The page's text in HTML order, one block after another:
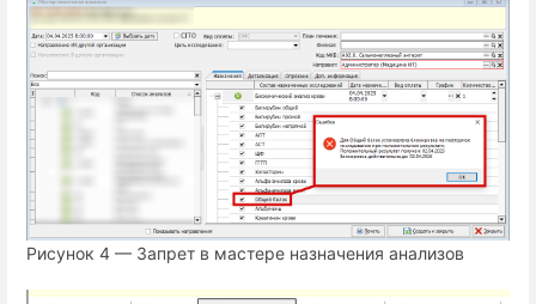
Рисунок 4 — Запрет в мастере назначения анализов